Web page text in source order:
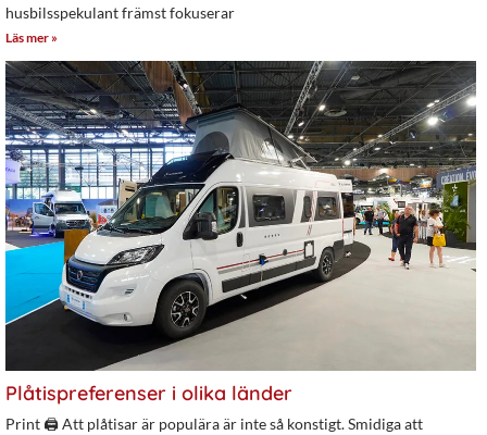
husbilsspekulant främst fokuserar
Läs mer »
Plåtispreferenser i olika länder
Print 🖨 Att plåtisar är populära är inte så konstigt. Smidiga att